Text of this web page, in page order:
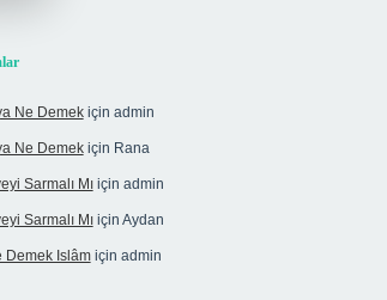
Ne Demekiçin admin
Ne Demekiçin Rana
Sarmalı Mıiçin admin
Sarmalı Mıiçin Aydan
Demek Islâmiçin admin